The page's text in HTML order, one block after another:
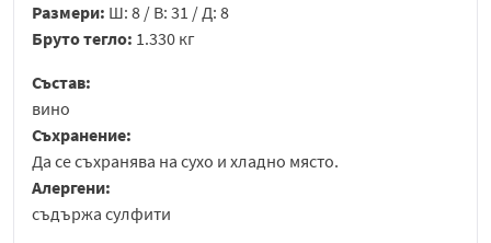
Размери: Ш: 8 / В: 31 / Д: 8
Бруто тегло: 1.330 кг
Състав:
вино
Съхранение:
Да се съхранява на сухо и хладно място.
Алергени:
съдържа сулфити